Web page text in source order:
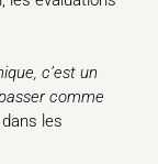
c’est un
comme
les